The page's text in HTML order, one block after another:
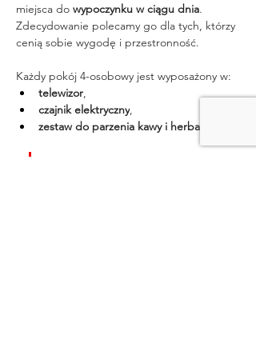
miejsca do wypoczynku w ciągu dnia.
Zdecydowanie polecamy go dla tych, którzy
cenią sobie wygodę i przestronność.
Każdy pokój 4-osobowy jest wyposażony w:
telewizor,
czajnik elektryczny,
zestaw do parzenia kawy i herbaty